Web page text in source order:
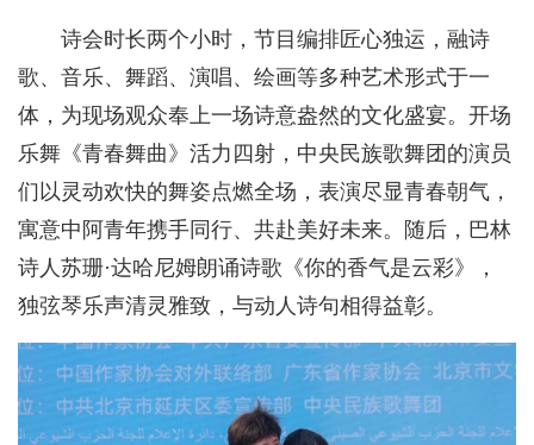
诗会时长两个小时，节目编排匠心独运，融诗
歌、音乐、舞蹈、演唱、绘画等多种艺术形式于一
体，为现场观众奉上一场诗意盎然的文化盛宴。开场
乐舞《青春舞曲》活力四射，中央民族歌舞团的演员
们以灵动欢快的舞姿点燃全场，表演尽显青春朝气，
寓意中阿青年携手同行、共赴美好未来。随后，巴林
诗人苏珊·达哈尼姆朗诵诗歌《你的香气是云彩》，
独弦琴乐声清灵雅致，与动人诗句相得益彰。